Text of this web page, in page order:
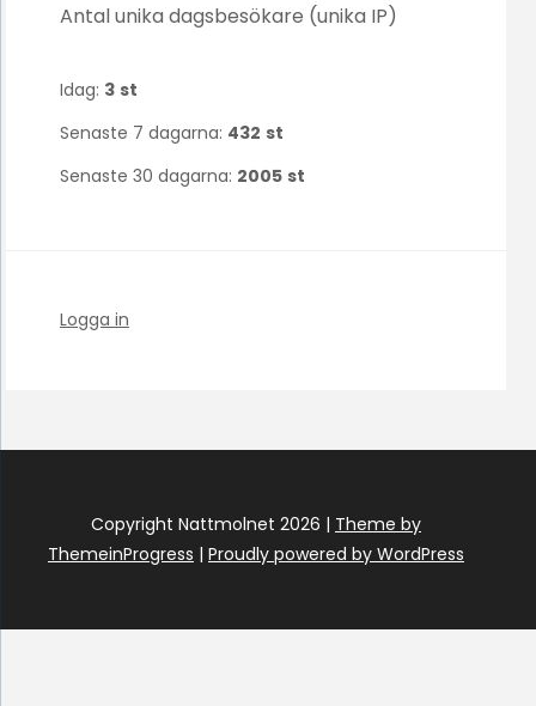
Antal unika dagsbesökare (unika IP)
Idag: 3 st
Senaste 7 dagarna: 432 st
Senaste 30 dagarna: 2005 st
Logga in
Copyright Nattmolnet 2026 | Theme by
ThemeinProgress | Proudly powered by WordPress